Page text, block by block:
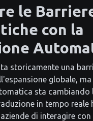
le
con la
storicamente una
globale, ma
sta cambiando
in tempo reale
di interagire con